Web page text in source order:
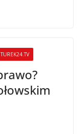
TUREK24.TV